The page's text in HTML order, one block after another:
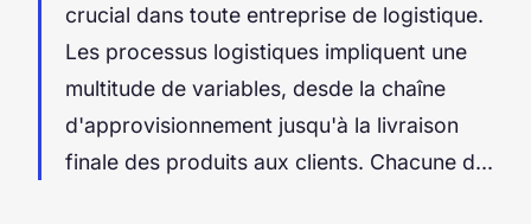
crucial dans toute entreprise de logistique.
Les processus logistiques impliquent une
multitude de variables, desde la chaîne
d'approvisionnement jusqu'à la livraison
finale des produits aux clients. Chacune d...